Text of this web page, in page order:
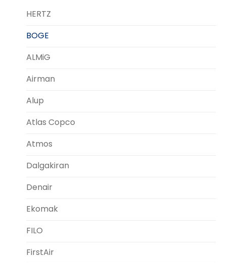
HERTZ
BOGE
ALMiG
Airman
Alup
Atlas Copco
Atmos
Dalgakiran
Denair
Ekomak
FILO
FirstAir